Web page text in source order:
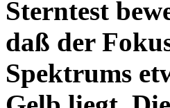
Sterntest
daß der
Spektrums